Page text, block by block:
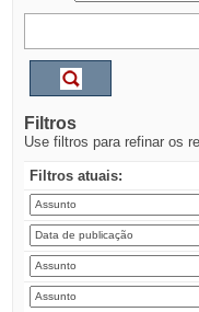
Filtros
Use filtros para refinar os
Filtros atuais: